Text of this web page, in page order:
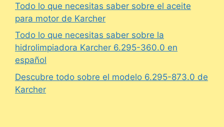
Todo lo que necesitas saber sobre el aceite
para motor de Karcher
Todo lo que necesitas saber sobre la
hidrolimpiadora Karcher 6.295-360.0 en
español
Descubre todo sobre el modelo 6.295-873.0 de
Karcher